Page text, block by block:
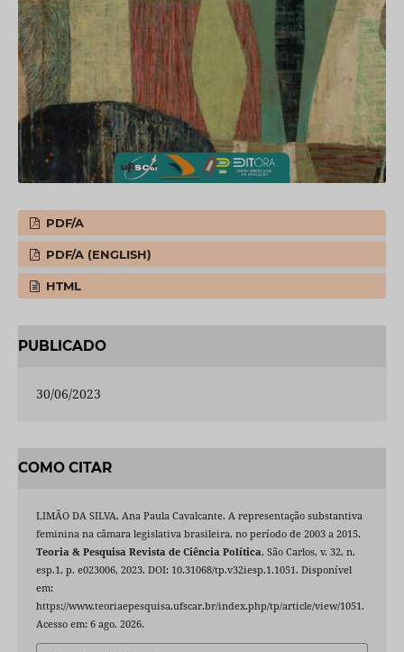
PDF/A
PDF/A (ENGLISH)
HTML
PUBLICADO
30/06/2023
COMO CITAR
LIMÃO DA SILVA, Ana Paula Cavalcante. A representação substantiva
feminina na câmara legislativa brasileira, no período de 2003 a 2015.
Teoria & Pesquisa Revista de Ciência Política, São Carlos, v. 32, n.
esp.1, p. e023006, 2023. DOI: 10.31068/tp.v32iesp.1.1051. Disponível
em:
https://www.teoriaepesquisa.ufscar.br/index.php/tp/article/view/1051.
Acesso em: 6 ago. 2026.